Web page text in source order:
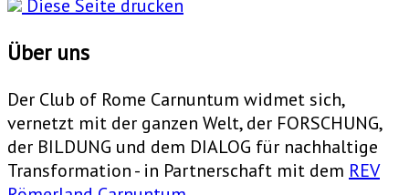
Diese Seite drucken
Über uns
Der Club of Rome Carnuntum widmet sich,
vernetzt mit der ganzen Welt, der FORSCHUNG,
der BILDUNG und dem DIALOG für nachhaltige
Transformation - in Partnerschaft mit dem REV